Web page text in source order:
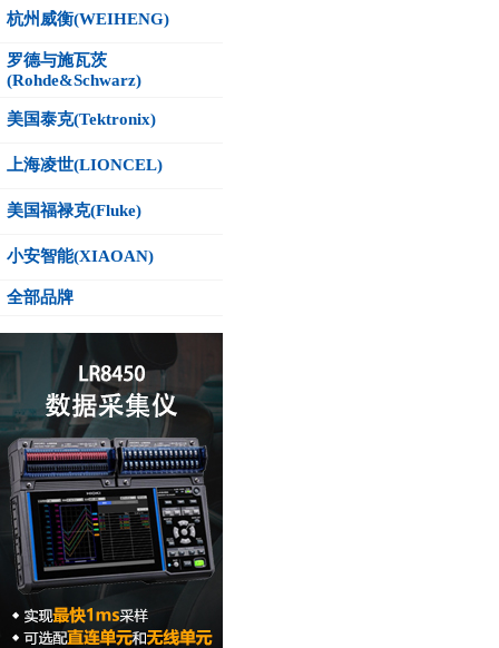
杭州威衡(WEIHENG)
罗德与施瓦茨
(Rohde&Schwarz)
美国泰克(Tektronix)
上海凌世(LIONCEL)
美国福禄克(Fluke)
小安智能(XIAOAN)
全部品牌